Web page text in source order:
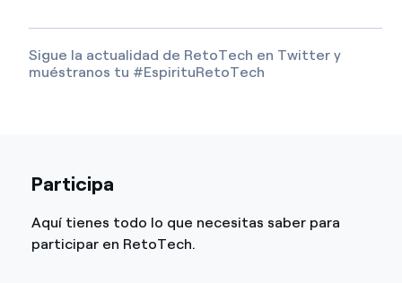
Sigue la actualidad de RetoTech en Twitter y
muéstranos tu #EspirituRetoTech
Participa
Aquí tienes todo lo que necesitas saber para
participar en RetoTech.